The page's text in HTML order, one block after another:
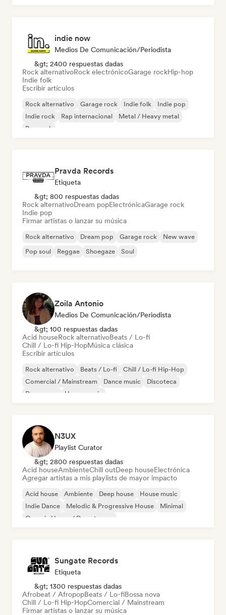
indie now
Medios De Comunicación/Periodista
&gt; 2400 respuestas dadas
Rock alternativoRock electrónicoGarage rockHip-hop
Indie folk
Escribir artículos
Rock alternativo Garage rock Indie folk
Indie pop
Indie rock
Rap internacional
Metal / Heavy metal
Pop rock
Pravda Records
Etiqueta
&gt; 800 respuestas dadas
Rock alternativoDream popElectrónicaGarage rock
Indie pop
Firmar artistas o lanzar su música
Rock alternativo Dream pop Garage rock
New wave
Pop soul
Reggae Shoegaze Soul
Zoila Antonio
Medios De Comunicación/Periodista
&gt; 100 respuestas dadas
Acid houseRock alternativoBeats / Lo-fi
Chill / Lo-fi Hip-HopMúsica clásica
Escribir artículos
Rock alternativo Beats / Lo-fi
Chill / Lo-fi Hip-Hop
Comercial / Mainstream
Dance music
Discoteca
Dream pop
House music
N3UX
Playlist Curator
&gt; 2800 respuestas dadas
Acid houseAmbienteChill outDeep houseElectrónica
Agregar artistas a mis playlists de mayor impacto
Acid house Ambiente Deep house
House music
Indie Dance
Melodic & Progressive House
Minimal
Organic House / Downtempo
Sungate Records
Etiqueta
&gt; 1300 respuestas dadas
Afrobeat / AfropopBeats / Lo-fiBossa nova
Chill / Lo-fi Hip-HopComercial / Mainstream
Firmar artistas o lanzar su música